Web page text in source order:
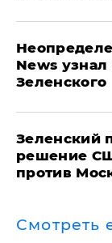
News
Зеленского
Зеленский
решение
против
Смотреть